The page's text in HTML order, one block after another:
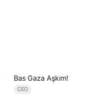
Bas Gaza Aşkım!
CEO